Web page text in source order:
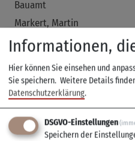
Bauamt
Markert, Martin
0931 9802 - 723
Leiter Bürgerbüro/
Melzer, Janina
0931 9800 - 821
Bauhof
Müller, Erich
0931 9802 - 745
Informationen,
Hier können Sie einsehen und
Sie speichern. Weitere Details
Datenschutzerklärung.
DSGVO-Einstellungen
Speichern der